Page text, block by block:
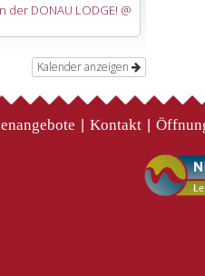
der DONAU LODGE! @
Kalender anzeigen
Kontakt